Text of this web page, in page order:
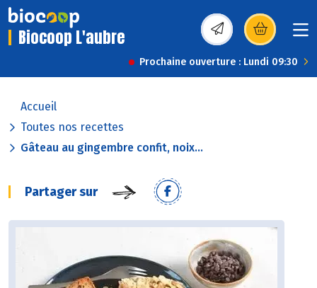
Biocoop L'aubre (s’ouvre dans une
Prochaine ouverture : Lundi 09:30
Accueil
Toutes nos recettes
Gâteau au gingembre confit, noix...
Partager sur